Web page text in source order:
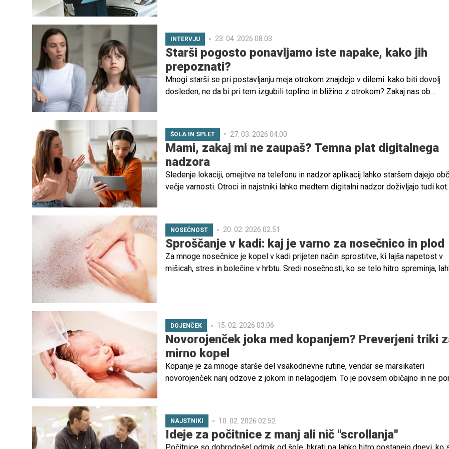
INTERVJU 23. 04. 2026 08.03
Starši pogosto ponavljamo iste napake, kako jih
prepoznati?
Mnogi starši se pri postavljanju meja otrokom znajdejo v dilemi: kako biti dovolj
dosleden, ne da bi pri tem izgubili toplino in bližino z otrokom? Zakaj nas ob
samozavest, odnose in delovanje v odraslosti? O teh vprašanjih smo se
dr. med. Tino Gašperin, coachinjo zavestnega starševstva, ki skozi svoje delo
pomaga razumeti globlji pomen meja ter jih opolnomočiti za bolj mirno, jasno in
povezano vzgojo.
ŠOLA IN SPLET 27. 03. 2026 04.00
Mami, zakaj mi ne zaupaš? Temna plat digitalnega
nadzora
Sledenje lokaciji, omejitve na telefonu in nadzor aplikacij lahko staršem dajejo
večje varnosti. Otroci in najstniki lahko medtem digitalni nadzor doživljajo tudi kot
NOSEČNOST 20. 02. 2026 02.51
Sproščanje v kadi: kaj je varno za nosečnico in plod
Za mnoge nosečnice je kopel v kadi prijeten način sprostitve, ki lajša napetost v
mišicah, stres in bolečine v hrbtu. Sredi nosečnosti, ko se telo hitro spreminja,
DOJENČEK 15. 02. 2026 03.06
Novorojenček joka med kopanjem? Preverjeni triki
mirno kopel
Kopanje je za mnoge starše del vsakodnevne rutine, vendar se marsikateri
novorojenček nanj odzove z jokom in nelagodjem. To je povsem običajno in ne
prijetnejšo izkušnjo.
NAJSTNIKI 10. 02. 2026 02.52
Ideje za počitnice z manj ali nič "scrollanja"